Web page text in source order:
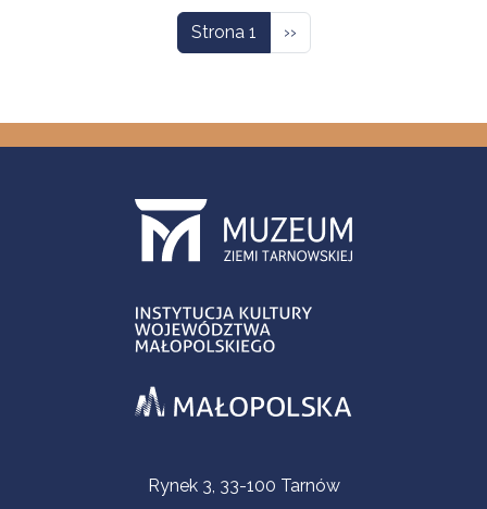
Strona 1 Następna strona
››
Informacje kontaktoweRynek 3, 33-100 Tarnów